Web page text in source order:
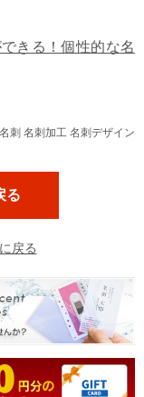
きる！個性的な名
刺 名刺加工 名刺デザイン
る
戻る